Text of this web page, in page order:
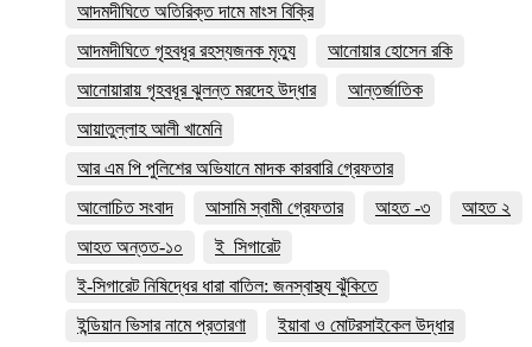
আদমদীঘিতে অতিরিক্ত দামে মাংস বিক্রি
আদমদীঘিতে গৃহবধূর রহস্যজনক মৃত্যু
আনোয়ার হোসেন রকি
আনোয়ারায় গৃহবধূর ঝুলন্ত মরদেহ উদ্ধার
আন্তর্জাতিক
আয়াতুল্লাহ আলী খামেনি
আর এম পি পুলিশের অভিযানে মাদক কারবারি গ্রেফতার
আলোচিত সংবাদ
আসামি স্বামী গ্রেফতার আহত -৩
আহত ২
আহত অন্তত-১০
ই_সিগারেট
ই-সিগারেট নিষিদ্ধের ধারা বাতিল: জনস্বাস্থ্য ঝুঁকিতে
ইন্ডিয়ান ভিসার নামে প্রতারণা
ইয়াবা ও মোটরসাইকেল উদ্ধার